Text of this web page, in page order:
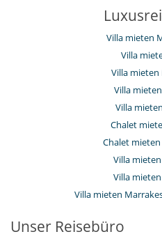
Villa mieten
Villa
Villa
Villa
Villa
Chalet
Chalet
Villa
Villa
Villa mieten
Unser Reisebüro